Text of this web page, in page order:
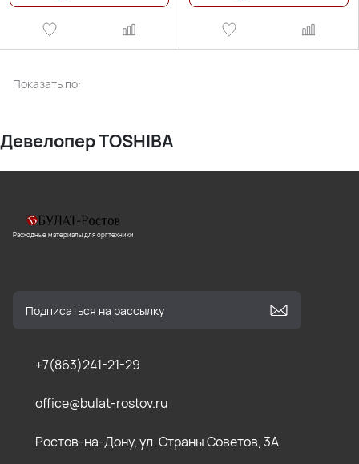
Показать по:
Девелопер TOSHIBA
Расходные материалы для оргтехники
+7(863)241-21-29
office@bulat-rostov.ru
Ростов-на-Дону, ул. Страны Советов, 3А